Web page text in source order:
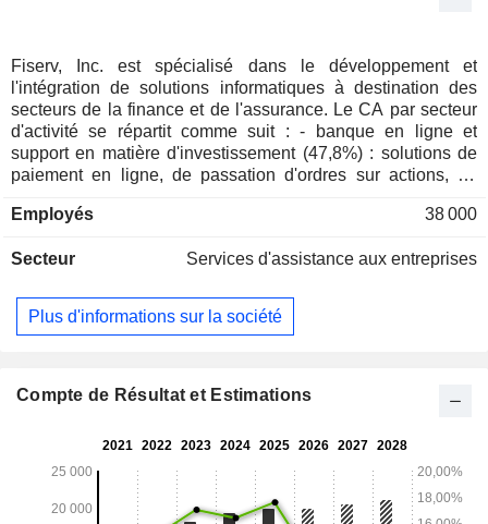
Fiserv, Inc. est spécialisé dans le développement et
l'intégration de solutions informatiques à destination des
secteurs de la finance et de l'assurance. Le CA par secteur
d'activité se répartit comme suit : - banque en ligne et
support en matière d'investissement (47,8%) : solutions de
paiement en ligne, de passation d'ordres sur actions, de
retraite, etc. ; - gestion financière (45,6%) : solutions de
données, de gestion de la relation client, solutions
d'infogérance à destination des institutions financières
(banques, entreprises de crédit-bail, sociétés de prêts
Employés 38 000
Secteur Services d'assistance aux entreprises
Plus d'informations sur la société
Compte de Résultat et Estimations